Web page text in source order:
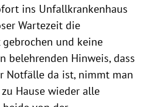
ins Unfallkrankenhaus
Wartezeit die
und keine
belehrenden Hinweis, dass
Notfälle da ist, nimmt man
Hause wieder alle